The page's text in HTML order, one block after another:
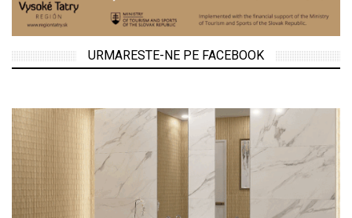
URMARESTE-NE PE FACEBOOK